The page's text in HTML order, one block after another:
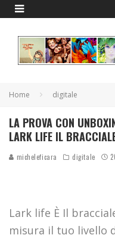
Home digitale
LA PROVA CON
LARK LIFE IL
micheleficara digitale
Lark life È Il
misura il tuo livello